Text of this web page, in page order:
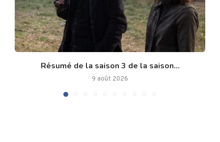
Résumé de la saison 3 de la saison...
9 août 2026